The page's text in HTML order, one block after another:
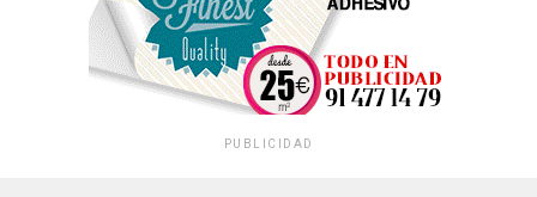
PUBLICIDAD